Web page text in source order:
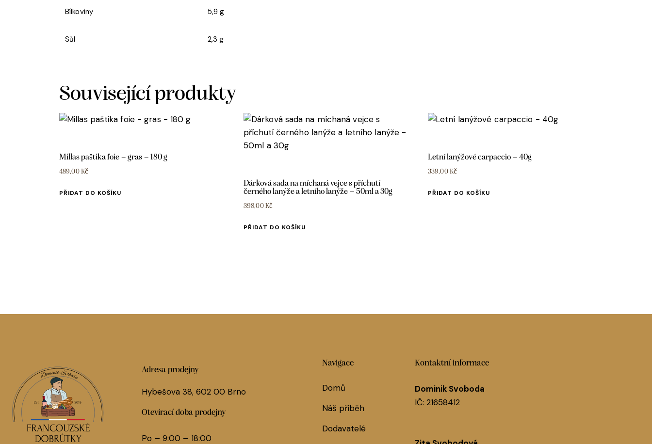
Bílkoviny 5,9 g
Sůl 2,3 g
Související produkty
Millas paštika foie – gras – 180 g
489,00 Kč
PŘIDAT DO KOŠÍKU
Dárková sada na míchaná vejce s příchutí
černého lanýže a letního lanýže – 50ml a 30g
398,00 Kč
PŘIDAT DO KOŠÍKU
Letní lanýžové carpaccio – 40g
339,00 Kč
PŘIDAT DO KOŠÍKU
Adresa prodejny
Hybešova 38, 602 00 Brno
Otevírací doba prodejny
Po – 9:00 – 18:00
Navigace
Domů
Náš příběh
Dodavatelé
Kontaktní informace
Dominik Svoboda
IČ: 21658412